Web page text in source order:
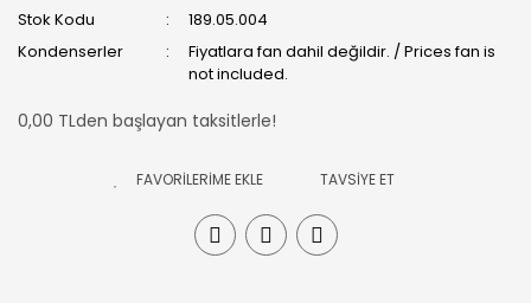
Stok Kodu
189.05.004
Kondenserler
Fiyatlara fan dahil değildir. / Prices fan is
not included.
0,00 TLden başlayan taksitlerle!
TAVSİYE ET